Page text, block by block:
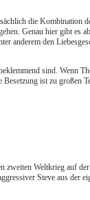
die Kombination
Genau hier gibt es
anderem den
sind. Wenn
ist zu großen
zweiten Weltkrieg auf
Steve aus der